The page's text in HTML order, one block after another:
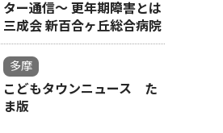
ター通信～ 更年期障害とは
三成会 新百合ヶ丘総合病院
多摩
こどもタウンニュース た
ま版